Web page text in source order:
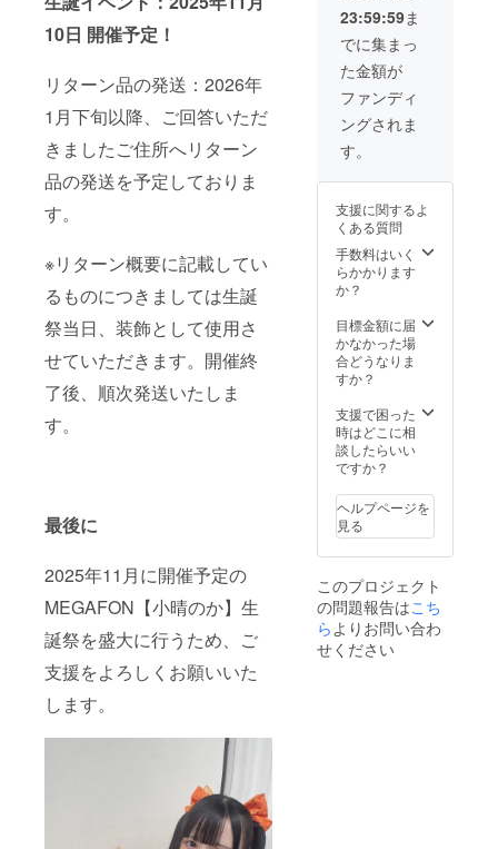
10日 開催予定！
リターン品の発送：2026年
1月下旬以降、ご回答いただ
きましたご住所へリターン
品の発送を予定しておりま
す。
※リターン概要に記載してい
るものにつきましては生誕
祭当日、装飾として使用さ
せていただきます。開催終
了後、順次発送いたしま
す。
最後に
2025年11月に開催予定の
MEGAFON【小晴のか】生
誕祭を盛大に行うため、ご
支援をよろしくお願いいた
します。
のお持
ち帰り
不可 ※7
文字以
上のお
名前・
特殊文
用でき
ませ
ん。使
用され
た場合
ご希望
履行が
難しい
場合が
と予め
ご了承
くださ
い。 ※
ン品へ
記載さ
せてい
ただく
は全て
統一で
お願い
してお
キー 生
誕イラ
ストと
備考欄
に記載
された
お名前
れたオ
ルネー
ムアク
キーを
作成さ
せてい
ます。
開催
後、リ
ターン
せて発
送いた
しま
す。 ※
ドフラ
ワー前
ボード
のお持
不可 ※7
文字以
上のお
名前・
特殊文
内）を
印刷さ
せてい
ただき
ます。
開催
後、タ
インを
状態で
ご自宅
へ発送
させて
いただ
す。 -ス
タンド
フラ
ワー(名
当日会
場にあ
るスタ
ンドフ
前ボー
ドへ生
誕祭ご
支援者
てお名
前を掲
載させ
ていた
だきま
いただ
けま
す。 後
日、単
独スタ
ンド花
の前で
チェキ
いたし
ます。
本体花
材はお
持ち帰
だけま
せん。 -
集合写
真SPク
ト 公式
SNS掲
載に使
用する
の集合
写真
に、特
別支援
してお
名前を
記載さ
せてい
ただき
日単独
スタン
ド花と
同じ花
材を使
用した
ブーケ
いただ
す。 後
日、単
独スタ
ンド花
の前で
たソロ
チェキ
を郵送
いたし
本体花
材はお
持ち帰
りいた
せん。 -
集合写
真SPク
レジッ
SNS掲
載に使
用する
生誕祭
の集合
23:59:59ま
でに集まっ
た金額が
ファンディ
ングされま
す。
支援に関するよ
くある質問
手数料はいく
らかかります
か？
目標金額に届
かなかった場
合どうなりま
すか？
支援で困った
時はどこに相
談したらいい
ですか？
ヘルプページを
見る
このプロジェクト
の問題報告はこち
らよりお問い合わ
せください